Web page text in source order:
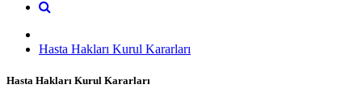
Hasta Hakları Kurul Kararları
Hasta Hakları Kurul Kararları